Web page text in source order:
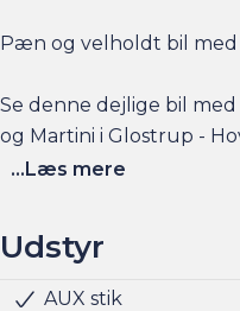
Pæn og velholdt bil
Se denne dejlige bil
og Martini i Glostrup -
på am.dk eller 36931320.
...Læs mere
Udstyr
AUX stik
Metallak
Tonede ruder
Armlæn
Højdejusterbart
Højdejusterbart
Justerbart rat
Kopholder
Læderrat
Multijusterbart rat
Splitbagsæde
6 Airbags
ABS
Antispin
ESP
Lyssensor
Startspærre
Semi-automatisk